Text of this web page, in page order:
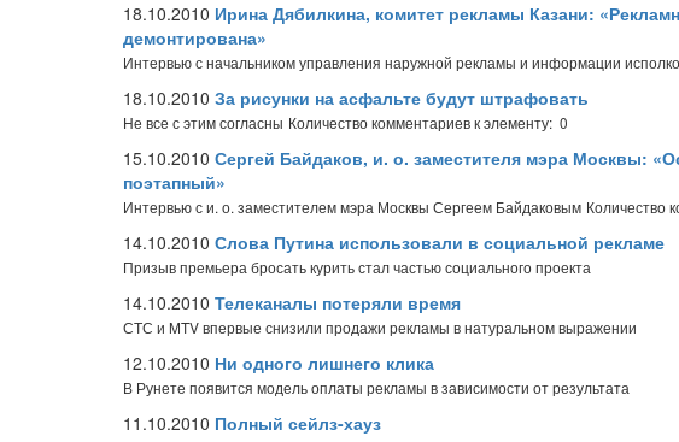
18.10.2010 Ирина Дябилкина, комитет рекламы Казани:
демонтирована»
Интервью с начальником управления наружной рекламы и информации
18.10.2010 За рисунки на асфальте будут штрафовать
Не все с этим согласны Количество комментариев к элементу: 0
15.10.2010 Сергей Байдаков, и. о. заместителя мэра Москвы:
поэтапный»
Интервью с и. о. заместителем мэра Москвы Сергеем Байдаковым Количество
14.10.2010 Слова Путина использовали в социальной рекламе
Призыв премьера бросать курить стал частью социального проекта
14.10.2010 Телеканалы потеряли время
СТС и MTV впервые снизили продажи рекламы в натуральном выражении
12.10.2010 Ни одного лишнего клика
В Рунете появится модель оплаты рекламы в зависимости от результата
11.10.2010 Полный сейлз-хауз